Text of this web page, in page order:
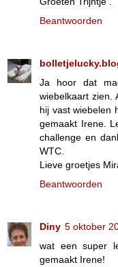
Beantwoorden
Ja hoor dat
wiebelkaart zien.
hij vast wiebelen
gemaakt Irene.
challenge en
WTC.
Lieve groetjes
Beantwoorden
Diny 5 oktober
wat een super
gemaakt Irene!